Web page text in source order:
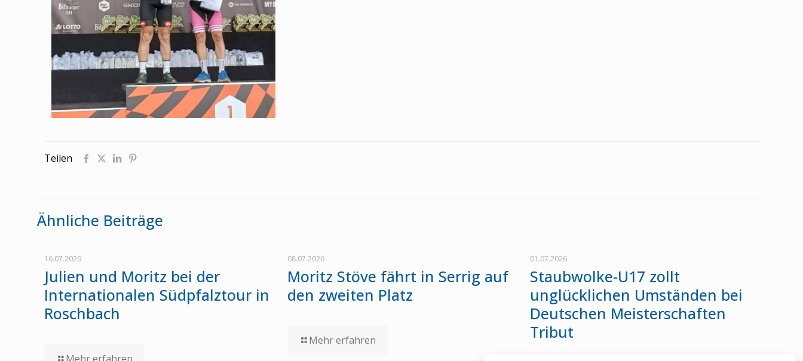
Teilen
Ähnliche Beiträge
16.07.2026
Julien und Moritz bei der
Internationalen Südpfalztour in
Roschbach
08.07.2026
Moritz Stöve fährt in Serrig auf
den zweiten Platz
Mehr erfahren
01.07.2026
Staubwolke-U17 zollt
unglücklichen Umständen bei
Deutschen Meisterschaften
Tribut